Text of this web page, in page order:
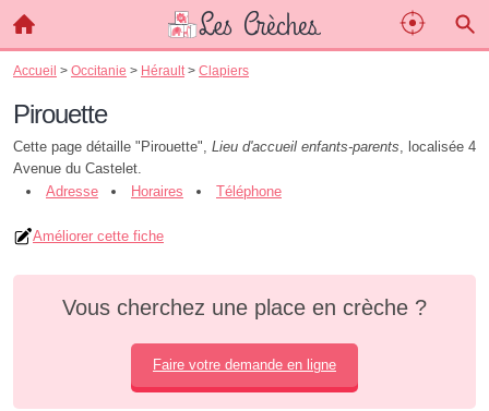
Accueil > Occitanie > Hérault > Clapiers
Pirouette
Cette page détaille "Pirouette", Lieu d'accueil enfants-parents, localisée 4
Avenue du Castelet.
Adresse
Horaires Téléphone
Améliorer cette fiche
Vous cherchez une place en crèche ?
Faire votre demande en ligne